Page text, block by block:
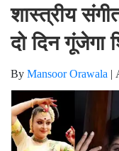
शास्त्रीय
दो दिन गूंजेगा
By Mansoor Orawala |